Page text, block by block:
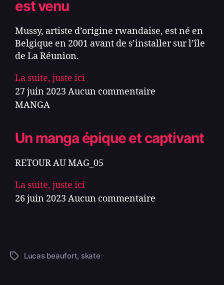
est venu
Mussy, artiste d’origine rwandaise, est né en
Belgique en 2001 avant de s’installer sur l’île
de La Réunion.
La suite, juste ici
27 juin 2023 Aucun commentaire
MANGA
Un manga épique et captivant
RETOUR AU MAG_05
La suite, juste ici
26 juin 2023 Aucun commentaire
Lucas beaufort, skate